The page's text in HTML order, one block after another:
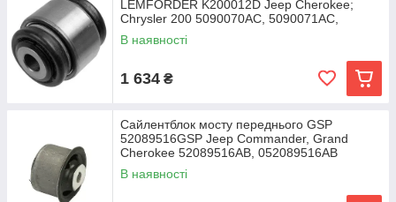
LEMFORDER K200012D Jeep Cherokee;
Chrysler 200 5090070AC, 5090071AC,
5090073AD
В наявності
1 634 ₴
Сайлентблок мосту переднього GSP
52089516GSP Jeep Commander, Grand
Cherokee 52089516AB, 052089516AB
В наявності